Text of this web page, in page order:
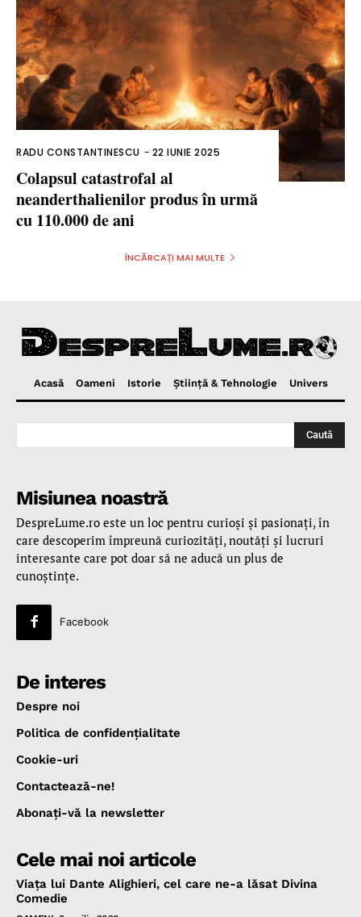
RADU CONSTANTINESCU - 22 IUNIE 2025
Colapsul catastrofal al
neanderthalienilor produs în urmă
cu 110.000 de ani
ÎNCĂRCAȚI MAI MULTE
Acasă Oameni Istorie Ştiinţă & Tehnologie Univers
Caută
Misiunea noastră
DespreLume.ro este un loc pentru curioşi şi pasionaţi, în
care descoperim împreună curiozităţi, noutăţi şi lucruri
interesante care pot doar să ne aducă un plus de
cunoştinţe.
Facebook
De interes
Despre noi
Politica de confidenţialitate
Cookie-uri
Contactează-ne!
Abonaţi-vă la newsletter
Cele mai noi articole
Viața lui Dante Alighieri, cel care ne-a lăsat Divina
Comedie